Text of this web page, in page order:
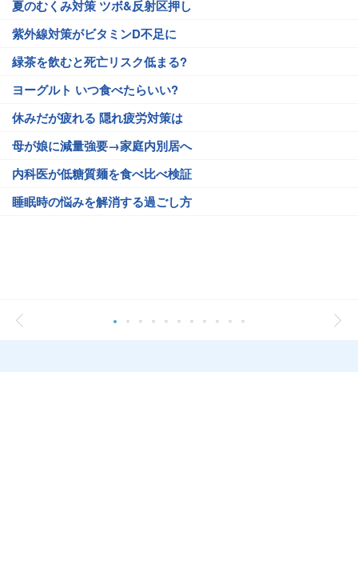
夏のむくみ対策 ツボ&反射区押し
紫外線対策がビタミンD不足に
緑茶を飲むと死亡リスク低まる?
ヨーグルト いつ食べたらいい?
休みだが疲れる 隠れ疲労対策は
母が娘に減量強要→家庭内別居へ
内科医が低糖質麺を食べ比べ検証
睡眠時の悩みを解消する過ごし方